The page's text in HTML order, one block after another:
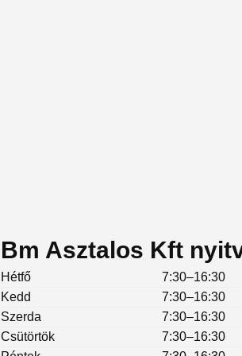
Bm Asztalos Kft
Hétfő
7:30–16:30
Kedd
7:30–16:30
Szerda
7:30–16:30
Csütörtök
7:30–16:30